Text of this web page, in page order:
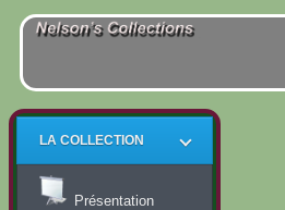
LA COLLECTION
Présentation